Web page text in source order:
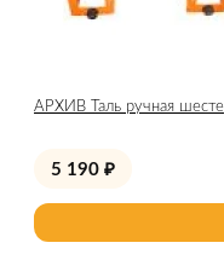
АРХИВ Таль ручная
5 190 ₽